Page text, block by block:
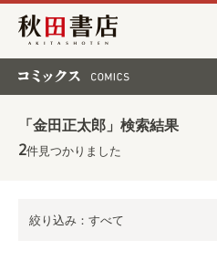
秋田書店
「金田正太郎」検索結果
2件見つかりました
絞り込み：すべて